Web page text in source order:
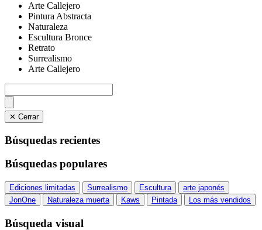
Arte Callejero
Pintura Abstracta
Naturaleza
Escultura Bronce
Retrato
Surrealismo
Arte Callejero
✕ Cerrar
Búsquedas recientes
Búsquedas populares
Ediciones limitadas Surrealismo Escultura
arte japonés
JonOne
Naturaleza muerta Kaws Pintada Los más vendidos
Búsqueda visual